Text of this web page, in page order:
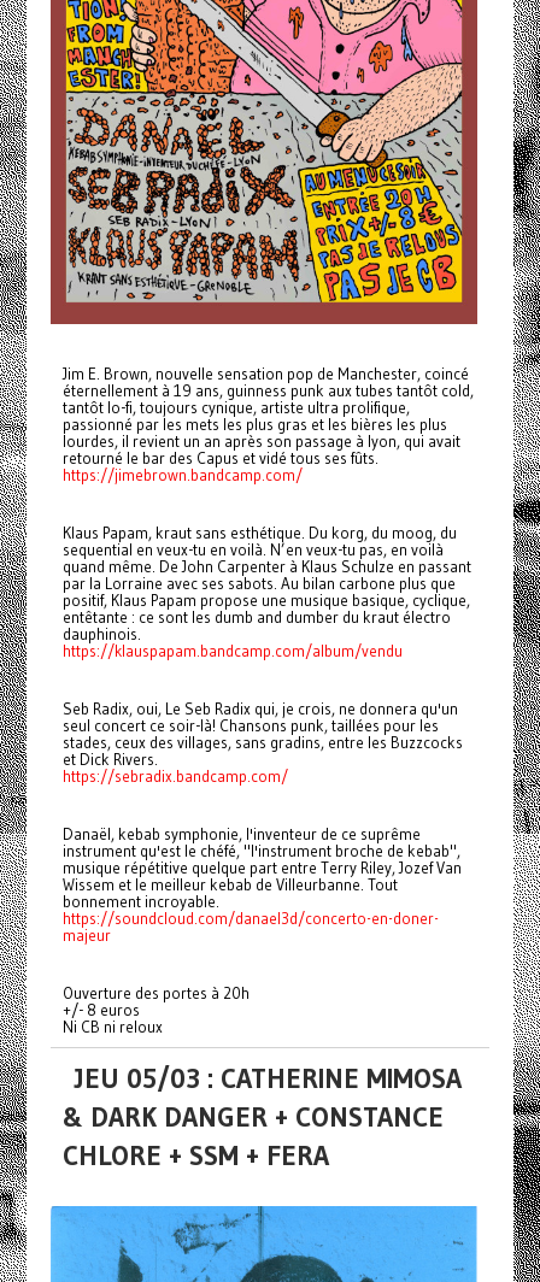
Jim E. Brown, nouvelle sensation pop de Manchester, coincé
éternellement à 19 ans, guinness punk aux tubes tantôt cold,
tantôt lo-fi, toujours cynique, artiste ultra prolifique,
passionné par les mets les plus gras et les bières les plus
lourdes, il revient un an après son passage à lyon, qui avait
retourné le bar des Capus et vidé tous ses fûts.
https://jimebrown.bandcamp.com/
Klaus Papam, kraut sans esthétique. Du korg, du moog, du
sequential en veux-tu en voilà. N’en veux-tu pas, en voilà
quand même. De John Carpenter à Klaus Schulze en passant
par la Lorraine avec ses sabots. Au bilan carbone plus que
positif, Klaus Papam propose une musique basique, cyclique,
entêtante : ce sont les dumb and dumber du kraut électro
dauphinois.
https://klauspapam.bandcamp.com/album/vendu
Seb Radix, oui, Le Seb Radix qui, je crois, ne donnera qu'un
seul concert ce soir-là! Chansons punk, taillées pour les
stades, ceux des villages, sans gradins, entre les Buzzcocks
et Dick Rivers.
https://sebradix.bandcamp.com/
Danaël, kebab symphonie, l'inventeur de ce suprême
instrument qu'est le chéfé, "l'instrument broche de kebab",
musique répétitive quelque part entre Terry Riley, Jozef Van
Wissem et le meilleur kebab de Villeurbanne. Tout
bonnement incroyable.
https://soundcloud.com/danael3d/concerto-en-doner-
majeur
Ouverture des portes à 20h
+/- 8 euros
Ni CB ni reloux
JEU 05/03 : CATHERINE MIMOSA
& DARK DANGER + CONSTANCE
CHLORE + SSM + FERA